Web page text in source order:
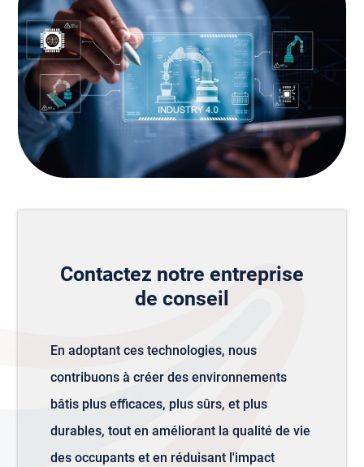
Contactez notre entreprise
de conseil
En adoptant ces technologies, nous
contribuons à créer des environnements
bâtis plus efficaces, plus sûrs, et plus
durables, tout en améliorant la qualité de vie
des occupants et en réduisant l'impact